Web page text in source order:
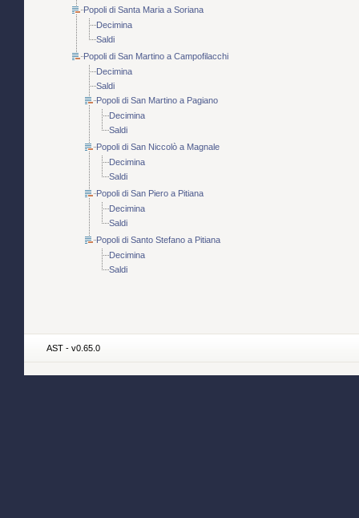
Popoli di Santa Maria a Soriana
Decimina
Saldi
Popoli di San Martino a Campofilacchi
Decimina
Saldi
Popoli di San Martino a Pagiano
Decimina
Saldi
Popoli di San Niccolò a Magnale
Decimina
Saldi
Popoli di San Piero a Pitiana
Decimina
Saldi
Popoli di Santo Stefano a Pitiana
Decimina
Saldi
AST - v0.65.0